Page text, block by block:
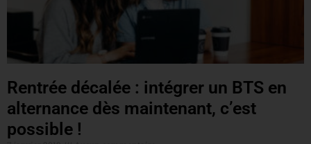
Rentrée décalée : intégrer un BTS en
alternance dès maintenant, c’est
possible !